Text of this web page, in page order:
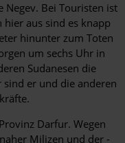
Negev. Bei Touristen ist
aus sind es knapp
hinunter zum Toten
um sechs Uhr in
Sudanesen die
sind er und die anderen
Darfur. Wegen
Milizen und der